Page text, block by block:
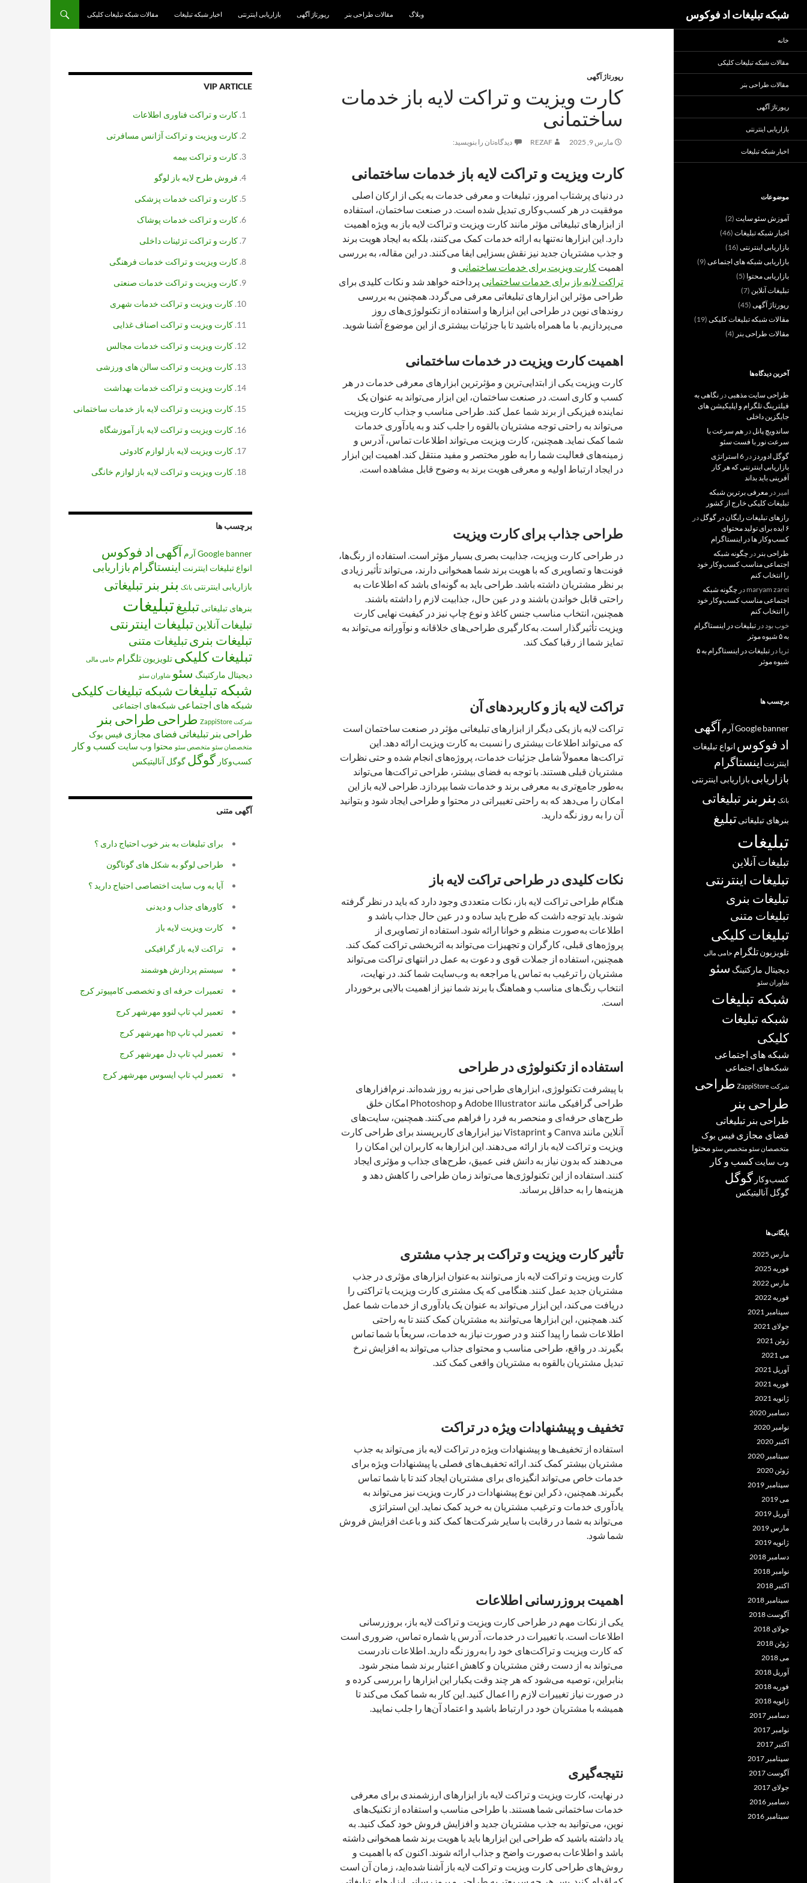
شبکه تبلیغات اد فوکوس
وبلاگ
مقالات طراحی بنر رپورتاژ آگهی بازاریابی اینترنتی اخبار شبکه تبلیغات مقالات شبکه تبلیغات کلیکی
رپورتاژ آگهی
کارت ویزیت و تراکت لایه باز خدمات
ساختمانی
مارس 9, 2025 REZAF دیدگاه‌تان را بنویسید:
کارت ویزیت و تراکت لایه باز خدمات ساختمانی
در دنیای پرشتاب امروز، تبلیغات و معرفی خدمات به یکی از ارکان اصلی
موفقیت در هر کسب‌وکاری تبدیل شده است. در صنعت ساختمان، استفاده
از ابزارهای تبلیغاتی مؤثر مانند کارت ویزیت و تراکت لایه باز به ویژه اهمیت
دارد. این ابزارها نه‌تنها به ارائه خدمات کمک می‌کنند، بلکه به ایجاد هویت برند
و جذب مشتریان جدید نیز نقش بسزایی ایفا می‌کنند. در این مقاله، به بررسی
اهمیت کارت ویزیت برای خدمات ساختمانی و
تراکت لایه باز برای خدمات ساختمانی پرداخته خواهد شد و نکات کلیدی برای
طراحی مؤثر این ابزارهای تبلیغاتی معرفی می‌گردد. همچنین به بررسی
روندهای نوین در طراحی این ابزارها و استفاده از تکنولوژی‌های روز
می‌پردازیم. با ما همراه باشید تا با جزئیات بیشتری از این موضوع آشنا شوید.
اهمیت کارت ویزیت در خدمات ساختمانی
کارت ویزیت یکی از ابتدایی‌ترین و مؤثرترین ابزارهای معرفی خدمات در هر
کسب و کاری است. در صنعت ساختمان، این ابزار می‌تواند به عنوان یک
نماینده فیزیکی از برند شما عمل کند. طراحی مناسب و جذاب کارت ویزیت
می‌تواند به راحتی توجه مشتریان بالقوه را جلب کند و به یادآوری خدمات
شما کمک نماید. همچنین، کارت ویزیت می‌تواند اطلاعات تماس، آدرس و
زمینه‌های فعالیت شما را به طور مختصر و مفید منتقل کند. اهمیت این ابزار
در ایجاد ارتباط اولیه و معرفی هویت برند به وضوح قابل مشاهده است.
طراحی جذاب برای کارت ویزیت
در طراحی کارت ویزیت، جذابیت بصری بسیار مؤثر است. استفاده از رنگ‌ها،
فونت‌ها و تصاویری که با هویت برند شما همخوانی دارند، می‌تواند تأثیر زیادی
بر نظر مشتریان داشته باشد. طراحی باید به گونه‌ای باشد که اطلاعات به
راحتی قابل خواندن باشند و در عین حال، جذابیت لازم را داشته باشند.
همچنین، انتخاب مناسب جنس کاغذ و نوع چاپ نیز در کیفیت نهایی کارت
ویزیت تأثیرگذار است. به‌کارگیری طراحی‌های خلاقانه و نوآورانه می‌تواند به
تمایز شما از رقبا کمک کند.
تراکت لایه باز و کاربردهای آن
تراکت لایه باز یکی دیگر از ابزارهای تبلیغاتی مؤثر در صنعت ساختمان است
که می‌تواند اطلاعات بیشتری را نسبت به کارت ویزیت ارائه دهد. این
تراکت‌ها معمولاً شامل جزئیات خدمات، پروژه‌های انجام شده و حتی نظرات
مشتریان قبلی هستند. با توجه به فضای بیشتر، طراحی تراکت‌ها می‌تواند
به‌طور جامع‌تری به معرفی برند و خدمات شما بپردازد. طراحی لایه باز این
امکان را می‌دهد که به راحتی تغییراتی در محتوا و طراحی ایجاد شود و بتوانید
آن را به روز نگه دارید.
نکات کلیدی در طراحی تراکت لایه باز
هنگام طراحی تراکت لایه باز، نکات متعددی وجود دارد که باید در نظر گرفته
شوند. باید توجه داشت که طرح باید ساده و در عین حال جذاب باشد و
اطلاعات به‌صورت منظم و خوانا ارائه شود. استفاده از تصاویری از
پروژه‌های قبلی، کارگران و تجهیزات می‌تواند به اثربخشی تراکت کمک کند.
همچنین، استفاده از جملات قوی و دعوت به عمل در انتهای تراکت می‌تواند
مشتریان را ترغیب به تماس یا مراجعه به وب‌سایت شما کند. در نهایت،
انتخاب رنگ‌های مناسب و هماهنگ با برند شما نیز از اهمیت بالایی برخوردار
است.
استفاده از تکنولوژی در طراحی
با پیشرفت تکنولوژی، ابزارهای طراحی نیز به روز شده‌اند. نرم‌افزارهای
طراحی گرافیکی مانند Adobe Illustrator و Photoshop امکان خلق
طرح‌های حرفه‌ای و منحصر به فرد را فراهم می‌کنند. همچنین، سایت‌های
آنلاین مانند Canva و Vistaprint نیز ابزارهای کاربرپسند برای طراحی کارت
ویزیت و تراکت لایه باز ارائه می‌دهند. این ابزارها به کاربران این امکان را
می‌دهند که بدون نیاز به دانش فنی عمیق، طرح‌های جذاب و مؤثری ایجاد
کنند. استفاده از این تکنولوژی‌ها می‌تواند زمان طراحی را کاهش دهد و
هزینه‌ها را به حداقل برساند.
تأثیر کارت ویزیت و تراکت بر جذب مشتری
کارت ویزیت و تراکت لایه باز می‌توانند به‌عنوان ابزارهای مؤثری در جذب
مشتریان جدید عمل کنند. هنگامی که یک مشتری کارت ویزیت یا تراکتی را
دریافت می‌کند، این ابزار می‌تواند به عنوان یک یادآوری از خدمات شما عمل
کند. همچنین، این ابزارها می‌توانند به مشتریان کمک کنند تا به راحتی
اطلاعات شما را پیدا کنند و در صورت نیاز به خدمات، سریعاً با شما تماس
بگیرند. در واقع، طراحی مناسب و محتوای جذاب می‌تواند به افزایش نرخ
تبدیل مشتریان بالقوه به مشتریان واقعی کمک کند.
تخفیف و پیشنهادات ویژه در تراکت
استفاده از تخفیف‌ها و پیشنهادات ویژه در تراکت لایه باز می‌تواند به جذب
مشتریان بیشتر کمک کند. ارائه تخفیف‌های فصلی یا پیشنهادات ویژه برای
خدمات خاص می‌تواند انگیزه‌ای برای مشتریان ایجاد کند تا با شما تماس
بگیرند. همچنین، ذکر این نوع پیشنهادات در کارت ویزیت نیز می‌تواند به
یادآوری خدمات و ترغیب مشتریان به خرید کمک نماید. این استراتژی
می‌تواند به شما در رقابت با سایر شرکت‌ها کمک کند و باعث افزایش فروش
شما شود.
اهمیت بروزرسانی اطلاعات
یکی از نکات مهم در طراحی کارت ویزیت و تراکت لایه باز، بروزرسانی
اطلاعات است. با تغییرات در خدمات، آدرس یا شماره تماس، ضروری است
که کارت ویزیت و تراکت‌های خود را به‌روز نگه دارید. اطلاعات نادرست
می‌تواند به از دست رفتن مشتریان و کاهش اعتبار برند شما منجر شود.
بنابراین، توصیه می‌شود که هر چند وقت یکبار این ابزارها را بررسی کرده و
در صورت نیاز تغییرات لازم را اعمال کنید. این کار به شما کمک می‌کند تا
همیشه با مشتریان خود در ارتباط باشید و اعتماد آن‌ها را جلب نمایید.
نتیجه‌گیری
در نهایت، کارت ویزیت و تراکت لایه باز ابزارهای ارزشمندی برای معرفی
خدمات ساختمانی شما هستند. با طراحی مناسب و استفاده از تکنیک‌های
نوین، می‌توانید به جذب مشتریان جدید و افزایش فروش خود کمک کنید. به
یاد داشته باشید که طراحی این ابزارها باید با هویت برند شما همخوانی داشته
باشد و اطلاعات به‌صورت واضح و جذاب ارائه شوند. اکنون که با اهمیت و
روش‌های طراحی کارت ویزیت و تراکت لایه باز آشنا شده‌اید، زمان آن است
VIP ARTICLE
کارت و تراکت فناوری اطلاعات
کارت ویزیت و تراکت آژانس مسافرتی
کارت و تراکت بیمه
فروش طرح لایه باز لوگو
کارت و تراکت خدمات پزشکی
کارت و تراکت خدمات پوشاک
کارت و تراکت تزئینات داخلی
کارت ویزیت و تراکت خدمات فرهنگی
کارت ویزیت و تراکت خدمات صنعتی
کارت ویزیت و تراکت خدمات شهری
کارت ویزیت و تراکت اصناف غذایی
کارت ویزیت و تراکت خدمات مجالس
کارت ویزیت و تراکت سالن های ورزشی
کارت ویزیت و تراکت خدمات بهداشت
کارت ویزیت و تراکت لایه باز خدمات ساختمانی
کارت ویزیت و تراکت لایه باز آموزشگاه
کارت ویزیت لایه باز لوازم کادوئی
کارت ویزیت و تراکت لایه باز لوازم خانگی
برچسب ها
banner
Googleآرم آگهی اد فوکوس
انواع تبلیغات اینترنت اینستاگرام بازاریابی
بازاریابی اینترنتی بانک بنر بنر تبلیغاتی
بنرهای تبلیغاتی تبلیغتبلیغات
تبلیغات آنلاینتبلیغات اینترنتی
تبلیغات بنریتبلیغات متنی
تبلیغات کلیکی تلویزیون تلگرام حامی مالی
دیجیتال مارکتینگ سئو شاوران سئو
شبکه تبلیغات شبکه تبلیغات کلیکی
شبکه های اجتماعی شبکه‌های اجتماعی
شرکت ZappiStore طراحی طراحی بنر
طراحی بنر تبلیغاتی فضای مجازی فیس بوک
متخصصان سئو متخصص سئو محتوا وب سایت کسب و کار
کسب‌وکار گوگل گوگل آنالیتیکس
آگهی متنی
برای تبلیغات به بنر خوب احتیاج داری ؟
طراحی لوگو به شکل های گوناگون
آیا به وب سایت اختصاصی احتیاج دارید ؟
کاورهای جذاب و دیدنی
کارت ویزیت لایه باز
تراکت لایه باز گرافیکی
سیستم پردازش هوشمند
تعمیرات حرفه ای و تخصصی کامپیوتر کرج
تعمیر لپ تاپ لنوو مهرشهر کرج
تعمیر لپ تاپ hp مهرشهر کرج
تعمیر لپ تاپ دل مهرشهر کرج
تعمیر لپ تاپ ایسوس مهرشهر کرج
خانه
مقالات شبکه تبلیغات کلیکی
مقالات طراحی بنر
رپورتاژ آگهی
بازاریابی اینترنتی
اخبار شبکه تبلیغات
موضوعات
آموزش سئو سایت (2)
اخبار شبکه تبلیغات (46)
بازاریابی اینترنتی (16)
بازاریابی شبکه های اجتماعی (9)
بازاریابی محتوا (5)
تبلیغات آنلاین (7)
رپورتاژ آگهی (45)
مقالات شبکه تبلیغات کلیکی (19)
مقالات طراحی بنر (4)
آخرین دیدگاه‌ها
طراحی سایت مذهبیدر نگاهی به
فیلترینگ تلگرام و اپلیکیشن های
جایگزین داخلی
ساندویچ پانلدر هم سرعت با
سرعت نور با فست سئو
گوگل ادوردز در
6 استراتژی
بازاریابی اینترنتی که هر کار
آفرینی باید بداند
امیر در معرفی برترین شبکه
تبلیغات کلیکی خارج از کشور
رازهای تبلیغات رایگان در گوگلدر
۶ ایده برای تولید محتوای
کسب‌و‌کار ها در اینستاگرام
طراحی بنر در چگونه شبکه
اجتماعی مناسب کسب‌وکار خود
را انتخاب کنم
maryam zarei در چگونه شبکه
اجتماعی مناسب کسب‌وکار خود
را انتخاب کنم
خوب بوددر تبلیغات در اینستاگرام
به ۵ شیوه موثر
ثریا در
تبلیغات در اینستاگرام به ۵
شیوه موثر
برچسب ها
banner
Googleآرم آگهی
اد فوکوس انواع تبلیغات
اینترنت اینستاگرام
بازاریابی بازاریابی اینترنتی
بانک بنر بنر تبلیغاتی
بنرهای تبلیغاتیتبلیغ
تبلیغات
تبلیغات آنلاین
تبلیغات اینترنتی
تبلیغات بنری
تبلیغات متنی
تبلیغات کلیکی
تلویزیونتلگرام حامی مالی
دیجیتال مارکتینگ سئو
شاوران سئو
شبکه تبلیغات
شبکه تبلیغات
کلیکی
شبکه های اجتماعی
شبکه‌های اجتماعی
شرکت ZappiStore
طراحی
طراحی بنر
طراحی بنر تبلیغاتی
فضای مجازی فیس بوک
متخصصان سئو متخصص سئو محتوا
وب سایتکسب و کار
کسب‌وکار گوگل
گوگل آنالیتیکس
بایگانی‌ها
مارس 2025
فوریه 2025
مارس 2022
فوریه 2022
سپتامبر 2021
جولای 2021
ژوئن 2021
می 2021
آوریل 2021
فوریه 2021
ژانویه 2021
دسامبر 2020
نوامبر 2020
اکتبر 2020
سپتامبر 2020
ژوئن 2020
سپتامبر 2019
می 2019
آوریل 2019
مارس 2019
ژانویه 2019
دسامبر 2018
نوامبر 2018
اکتبر 2018
سپتامبر 2018
آگوست 2018
جولای 2018
ژوئن 2018
می 2018
آوریل 2018
فوریه 2018
ژانویه 2018
دسامبر 2017
نوامبر 2017
اکتبر 2017
سپتامبر 2017
آگوست 2017
جولای 2017
دسامبر 2016
سپتامبر 2016